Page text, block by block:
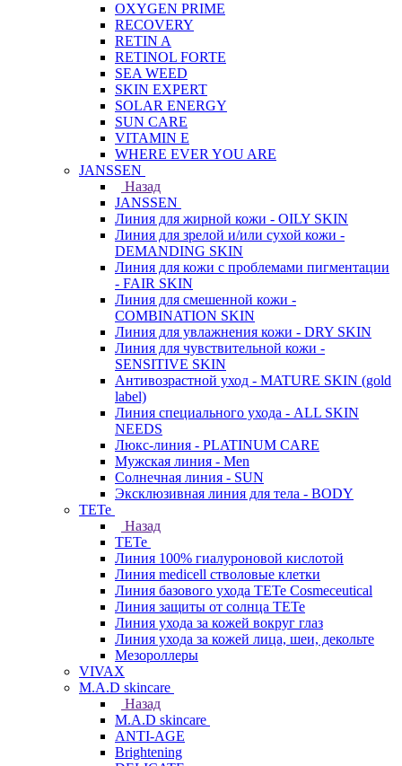
OXYGEN PRIME
RECOVERY
RETIN A
RETINOL FORTE
SEA WEED
SKIN EXPERT
SOLAR ENERGY
SUN CARE
VITAMIN E
WHERE EVER YOU ARE
JANSSEN
Назад
JANSSEN
Линия для жирной кожи - OILY SKIN
Линия для зрелой и/или сухой кожи -
DEMANDING SKIN
Линия для кожи с проблемами пигментации
- FAIR SKIN
Линия для смешенной кожи -
COMBINATION SKIN
Линия для увлажнения кожи - DRY SKIN
Линия для чувствительной кожи -
SENSITIVE SKIN
Антивозрастной уход - MATURE SKIN (gold
label)
Линия специального ухода - ALL SKIN
NEEDS
Люкс-линия - PLATINUM CARE
Мужская линия - Men
Солнечная линия - SUN
Эксклюзивная линия для тела - BODY
TETe
Назад
TETe
Линия 100% гиалуроновой кислотой
Линия medicell стволовые клетки
Линия базового ухода TETe Cosmeceutical
Линия защиты от солнца TETe
Линия ухода за кожей вокруг глаз
Линия ухода за кожей лица, шеи, декольте
Мезороллеры
VIVAX
M.A.D skincare
Назад
M.A.D skincare
ANTI-AGE
Brightening